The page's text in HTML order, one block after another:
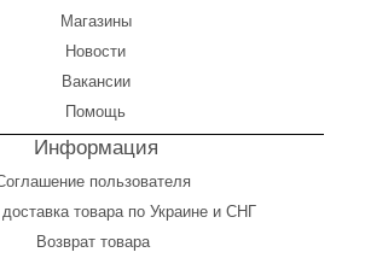
Магазины
Новости
Вакансии
Помощь
Информация
пользователя
доставка товара по Украине и СНГ
Возврат товара